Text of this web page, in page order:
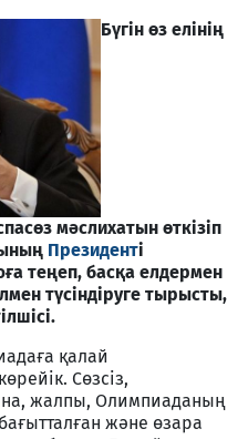
Бүгін өз елінің
мәслихатын өткізіп
Президенті
теңеп, басқа елдермен
түсіндіруге тырысты,
қалай
Сөзсіз,
жалпы, Олимпиаданың
бағытталған және өзара